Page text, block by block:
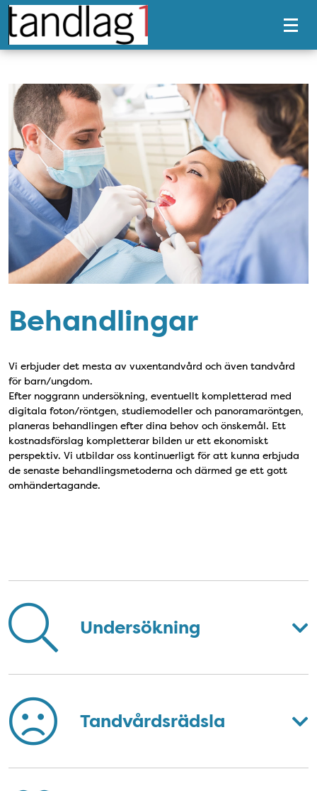
Tillgänglighetsmeny
Behandlingar
Vi erbjuder det mesta av vuxentandvård och även tandvård
för barn/ungdom.
Efter noggrann undersökning, eventuellt kompletterad med
digitala foton/röntgen, studiemodeller och panoramaröntgen,
planeras behandlingen efter dina behov och önskemål. Ett
kostnadsförslag kompletterar bilden ur ett ekonomiskt
perspektiv. Vi utbildar oss kontinuerligt för att kunna erbjuda
de senaste behandlingsmetoderna och därmed ge ett gott
omhändertagande.
Undersökning
Tandvårdsrädsla